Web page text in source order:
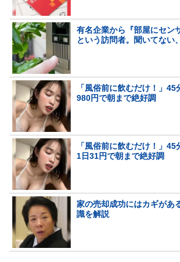
有名企業から『部屋にセン
という訪問者。聞いてない
「風俗前に飲むだけ！」45
980円で朝まで絶好調
「風俗前に飲むだけ！」45
1日31円で朝まで絶好調
家の売却成功にはカギがあ
識を解説